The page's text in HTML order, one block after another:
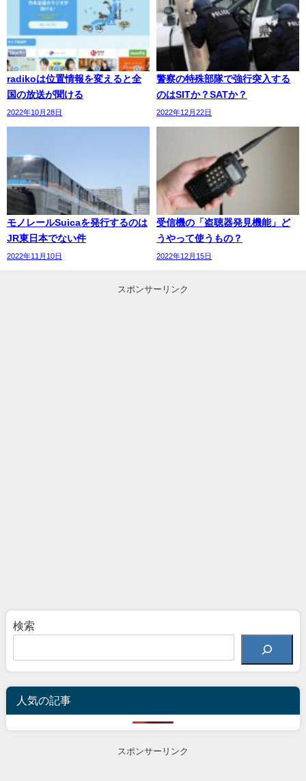
radikoは位置情報を変えると全
国の放送が聞ける
2022年10月28日
警察の特殊部隊で強行突入する
のはSITか？SATか？
2022年12月22日
モノレールSuicaを発行するのは
JR東日本でない件
2022年11月10日
受信機の「盗聴器発見機能」ど
うやって使うもの？
2022年12月15日
スポンサーリンク
検索
人気の記事
スポンサーリンク